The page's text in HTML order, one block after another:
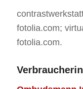
fotolia.com;
fotolia.com.